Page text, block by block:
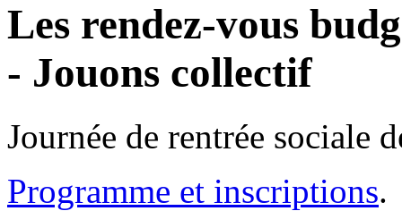
Les rendez-vous
- Jouons collectif
Journée de rentrée sociale
Programme et inscriptions.